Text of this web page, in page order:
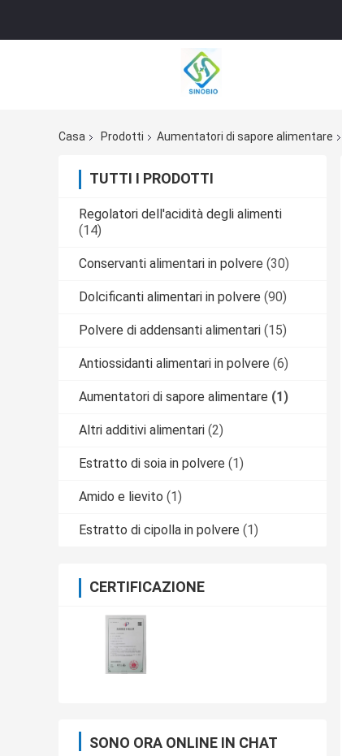
Casa Prodotti Aumentatori di sapore alimentare
TUTTI I PRODOTTI
Regolatori dell'acidità degli alimenti
(14)
Conservanti alimentari in polvere (30)
Dolcificanti alimentari in polvere (90)
Polvere di addensanti alimentari (15)
Antiossidanti alimentari in polvere (6)
Aumentatori di sapore alimentare (1)
Altri additivi alimentari (2)
Estratto di soia in polvere (1)
Amido e lievito (1)
Estratto di cipolla in polvere (1)
CERTIFICAZIONE
SONO ORA ONLINE IN CHAT